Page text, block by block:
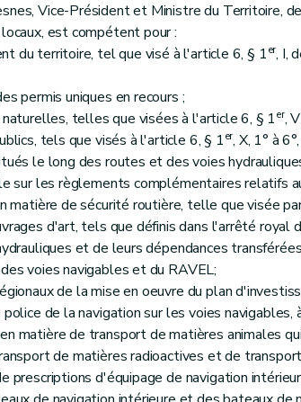
Vice-Président et Ministre du Territoire,
est compétent pour :
du territoire, tel que visé à l'article 6, § 1er, I,
permis uniques en recours ;
telles que visées à l'article 6, § 1er,
tels que visés à l'article 6, § 1er, X, 1° à
le long des routes et des voies
sur les règlements complémentaires relatifs
matière de sécurité routière, telle que visée
d'art, tels que définis dans l'arrêté royal
et de leurs dépendances
voies navigables et du RAVEL;
de la mise en oeuvre du plan
de la navigation sur les voies navigables,
matière de transport de matières animales
de matières radioactives et de
prescriptions d'équipage de navigation